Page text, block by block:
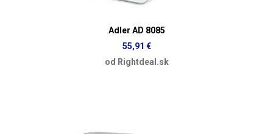
Adler AD 8085
55,91 €
od Rightdeal.sk